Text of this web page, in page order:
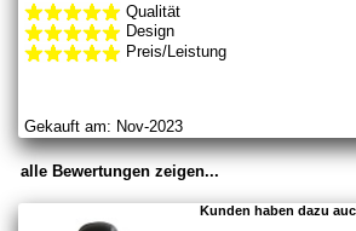
Qualität
Design
Preis/Leistung
Gekauft am: Nov-2023
alle Bewertungen zeigen...
Kunden haben dazu